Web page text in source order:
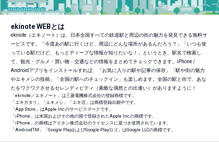
ekinote WEBとは
ekinote（エキノート）は、日本全国すべての鉄道駅と周辺の街の魅力を発見できる無料サ
ービスです。「今度あの駅に行くけど、周辺にどんな場所があるんだろう？」「いつも使
っている駅だけど、もっとディープな情報が知りたいな！」というとき、駅名で検索し
て、観光・グルメ・買い物・交通などの情報をまとめてチェックできます。iPhone /
Androidアプリをインストールすれば、「お気に入りの駅や記事の保存」「駅や街の魅力
やエキメシの投稿」「全国の駅へのチェックイン」も楽しめます。全国の駅と街で、あな
たをワクワクさせるセレンディピティ（素敵な偶然との出逢い）がありますように！
「ekinote／エキノート」は三菱電機株式会社の登録商標です。
「エキガタリ」「エキメシ」「エキ活」は商標登録出願中です。
「App Store」はApple Inc.のサービスマークです。
「iPhone」は米国およびその他の国で登録されたApple Inc.の商標です。
「iPhone」の商標はアイホン株式会社のライセンスに基づき使用されています。
「AndroidTM 」「Google PlayおよびGoogle Playロゴ」はGoogle LLCの商標です。